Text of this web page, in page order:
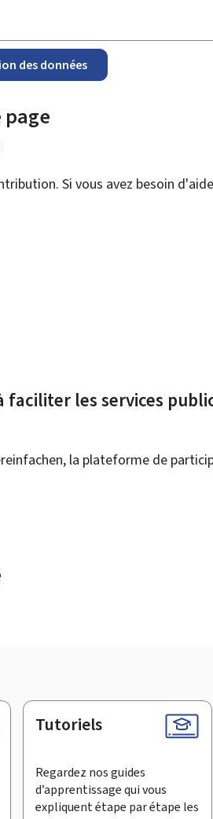
des données
page
Si vous avez besoin
faciliter les services
la plateforme de
Tutoriels
Regardez nos guides
d’apprentissage qui vous
expliquent étape par étape les